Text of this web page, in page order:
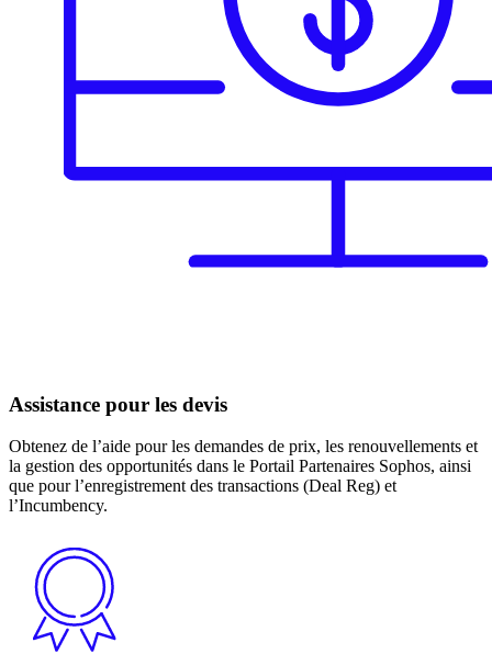
Assistance pour les devis
Obtenez de l’aide pour les demandes de prix, les renouvellements et
la gestion des opportunités dans le Portail Partenaires Sophos, ainsi
que pour l’enregistrement des transactions (Deal Reg) et
l’Incumbency.